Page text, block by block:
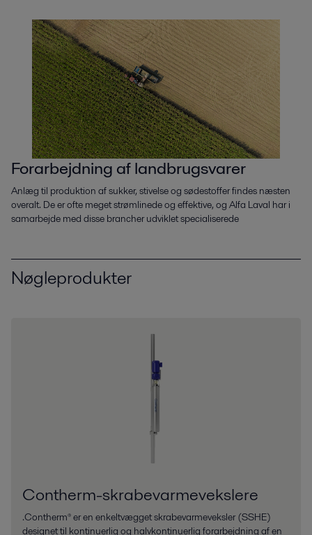
Forarbejdning af landbrugsvarer
Anlæg til produktion af sukker, stivelse og sødestoffer findes næsten
overalt. De er ofte meget strømlinede og effektive, og Alfa Laval har i
samarbejde med disse brancher udviklet specialiserede
Nøgleprodukter
Contherm-skrabevarmevekslere
.Contherm® er en enkeltvægget skrabevarmeveksler (SSHE)
designet til kontinuerlig og halvkontinuerlig forarbejdning af en